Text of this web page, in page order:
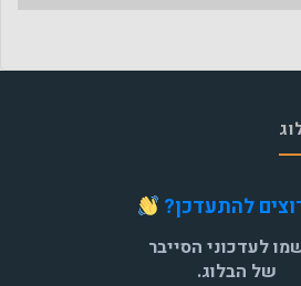
להתעדכן?
לעדכוני הסייבר
של הבלוג.